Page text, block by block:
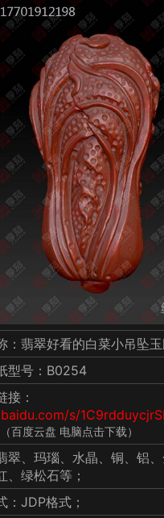
：翡翠好看的白菜小吊坠
型号：B0254
接：
s/
百度云盘 电脑点击下载）
翠、玛瑙、水晶、铜、铝、
、绿松石等；
：JDP格式；